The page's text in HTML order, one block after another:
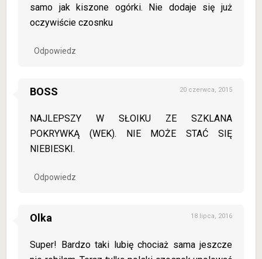
samo jak kiszone ogórki. Nie dodaje się już
oczywiście czosnku
Odpowiedz
BOSS 20 czerwca, 2015
NAJLEPSZY W SŁOIKU ZE SZKLANA
POKRYWKĄ (WEK). NIE MOŻE STAĆ SIĘ
NIEBIESKI.
Odpowiedz
Olka 18 lipca, 2016
Super! Bardzo taki lubię chociaż sama jeszcze